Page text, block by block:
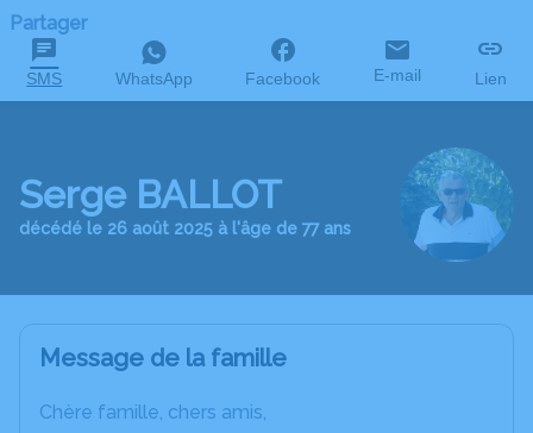
Partager
SMS WhatsApp Facebook E-mail Lien
Serge BALLOT
décédé le 26 août 2025 à l'âge de 77 ans
Message de la famille
Chère famille, chers amis,